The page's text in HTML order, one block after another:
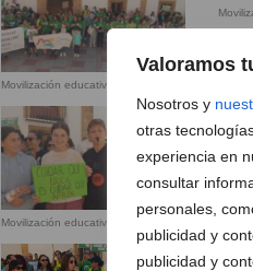
Valoramos
Nosotros y
otras
experiencia en
consultar
personales,
publicidad y
publicidad y
Movilización educativa en Xàbia (3)
Movilización educativa en Xàbia (7)